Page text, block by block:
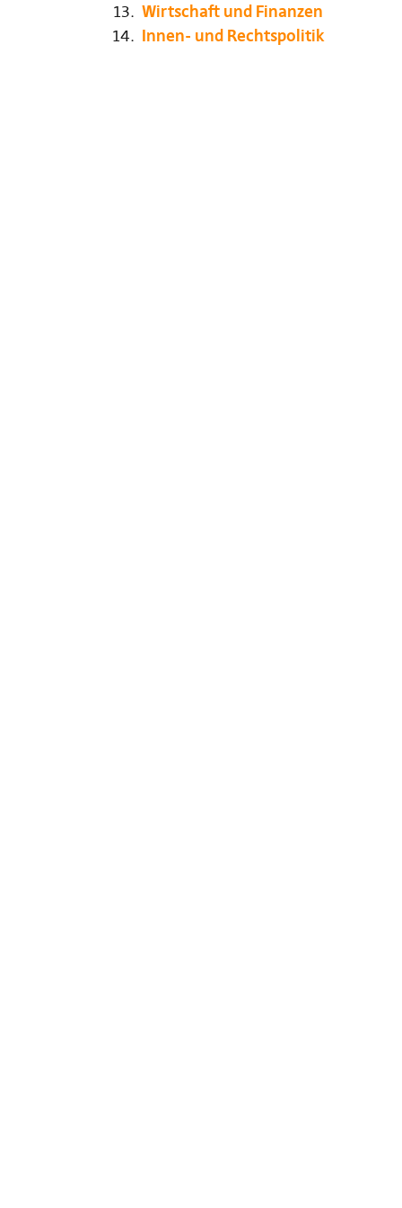
Wirtschaft und Finanzen
Innen- und Rechtspolitik